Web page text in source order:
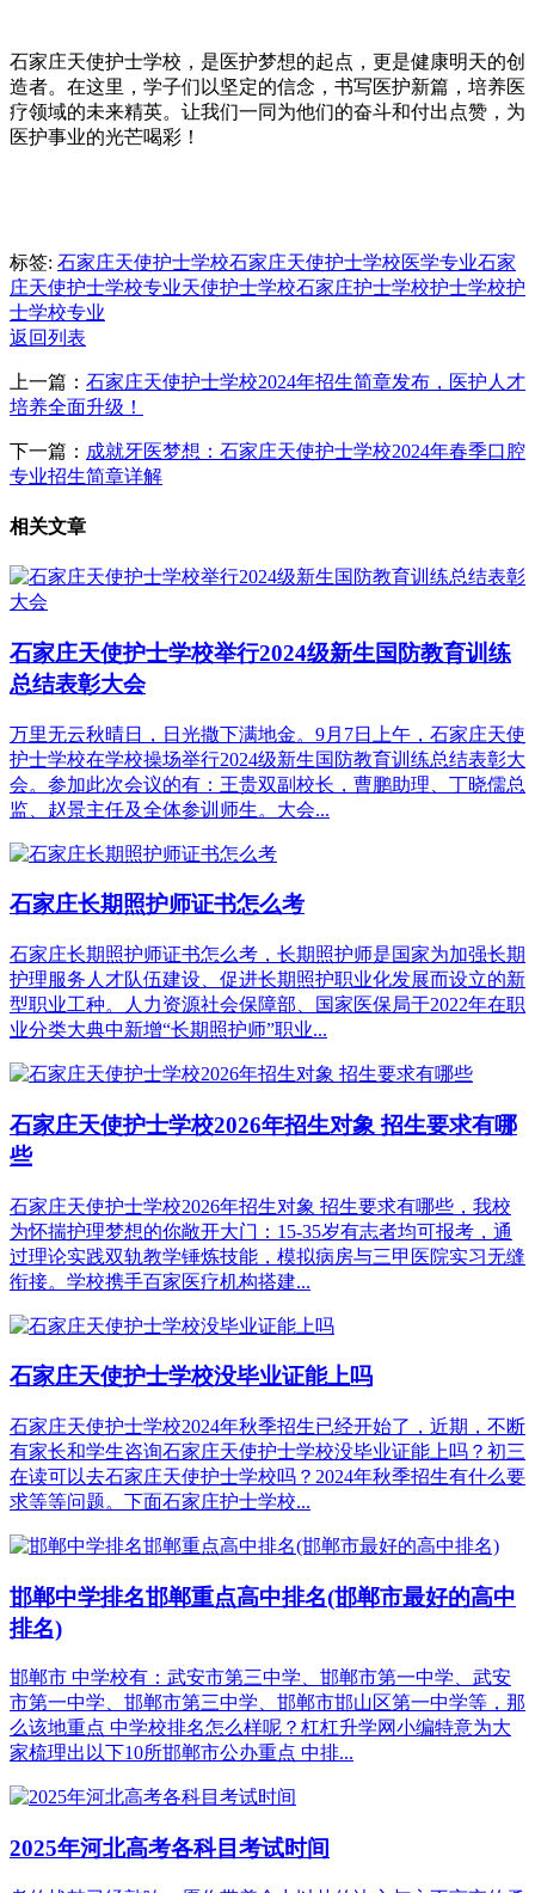
石家庄天使护士学校，是医护梦想的起点，更是健康明天的创
造者。在这里，学子们以坚定的信念，书写医护新篇，培养医
疗领域的未来精英。让我们一同为他们的奋斗和付出点赞，为
医护事业的光芒喝彩！
标签: 石家庄天使护士学校石家庄天使护士学校医学专业石家
庄天使护士学校专业天使护士学校石家庄护士学校护士学校护
士学校专业
返回列表
上一篇： 石家庄天使护士学校2024年招生简章发布，医护人才
培养全面升级！
下一篇： 成就牙医梦想：石家庄天使护士学校2024年春季口腔
专业招生简章详解
相关文章
石家庄天使护士学校举行2024级新生国防教育训练
总结表彰大会
万里无云秋晴日，日光撒下满地金。9月7日上午，石家庄天使
护士学校在学校操场举行2024级新生国防教育训练总结表彰大
会。参加此次会议的有：王贵双副校长，曹鹏助理、丁晓儒总
监、赵景主任及全体参训师生。大会...
石家庄长期照护师证书怎么考
石家庄长期照护师证书怎么考，长期照护师是国家为加强长期
护理服务人才队伍建设、促进长期照护职业化发展而设立的新
型职业工种。人力资源社会保障部、国家医保局于2022年在职
业分类大典中新增“长期照护师”职业...
石家庄天使护士学校2026年招生对象 招生要求有哪
些
石家庄天使护士学校2026年招生对象 招生要求有哪些，我校
为怀揣护理梦想的你敞开大门：15-35岁有志者均可报考，通
过理论实践双轨教学锤炼技能，模拟病房与三甲医院实习无缝
衔接。学校携手百家医疗机构搭建...
石家庄天使护士学校没毕业证能上吗
石家庄天使护士学校2024年秋季招生已经开始了，近期，不断
有家长和学生咨询石家庄天使护士学校没毕业证能上吗？初三
在读可以去石家庄天使护士学校吗？2024年秋季招生有什么要
求等等问题。下面石家庄护士学校...
邯郸中学排名邯郸重点高中排名(邯郸市最好的高中
排名)
邯郸市 中学校有：武安市第三中学、邯郸市第一中学、武安
市第一中学、邯郸市第三中学、邯郸市邯山区第一中学等，那
么该地重点 中学校排名怎么样呢？杠杠升学网小编特意为大
家梳理出以下10所邯郸市公办重点 中排...
2025年河北高考各科目考试时间